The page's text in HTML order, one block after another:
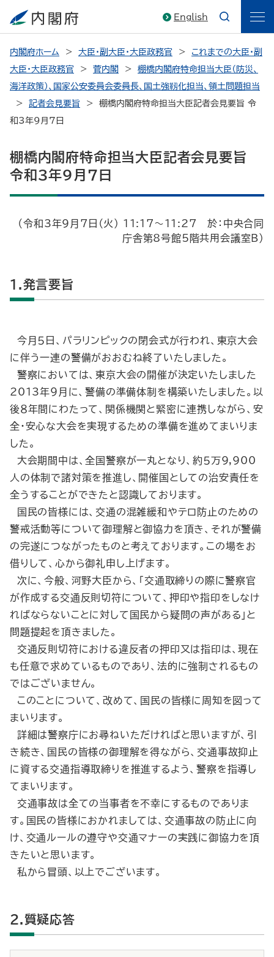
English
内閣府ホーム 大臣・副大臣・大臣政務官
これまでの大臣・副
大臣・大臣政務官
菅内閣
棚橋内閣府特命担当大臣（防災、
海洋政策）、国家公安委員会委員長、国土強靱化担当、領土問題担当
記者会見要旨
棚橋内閣府特命担当大臣記者会見要旨 令
和3年9月7日
棚橋内閣府特命担当大臣記者会見要旨
令和3年9月7日
（令和3年9月7日（火） 11:17～11:27 於：中央合同
庁舎第8号館5階共用会議室B）
1.発言要旨
今月５日、パラリンピックの閉会式が行われ、東京大会
に伴う一連の警備がおおむね終了いたしました。
警察においては、東京大会の開催が決定いたしました
2013年９月に、警備の準備体制を構築いたしました。以
後８年間にわたって、関係機関と緊密に連携しながら、安
全・安心な大会を実現するための準備を進めてまいりま
した。
大会期間中は、全国警察が一丸となり、約５万9,900
人の体制で諸対策を推進し、開催国としての治安責任を
全うすることができたと認識しております。
国民の皆様には、交通の混雑緩和やテロ防止のための
警戒活動等について御理解と御協力を頂き、それが警備
の完遂につながったものと考えております。この場をお
借りして、心から御礼申し上げます。
次に、今般、河野大臣から、「交通取締りの際に警察官
が作成する交通反則切符について、押印や指印をしなけ
ればならないことに対して国民から疑問の声がある」と
問題提起を頂きました。
交通反則切符における違反者の押印又は指印は、現在
も任意で求めているものであり、法的に強制されるもの
ではございません。
このことについて、改めて、国民の皆様に周知を図って
まいります。
詳細は警察庁にお尋ねいただければと思いますが、引
き続き、国民の皆様の御理解を得ながら、交通事故抑止
に資する交通指導取締りを推進するよう、警察を指導し
てまいります。
交通事故は全ての当事者を不幸にするものでありま
す。国民の皆様におかれましては、交通事故の防止に向
け、交通ルールの遵守や交通マナーの実践に御協力を頂
きたいと思います。
私から冒頭、以上でございます。
2.質疑応答